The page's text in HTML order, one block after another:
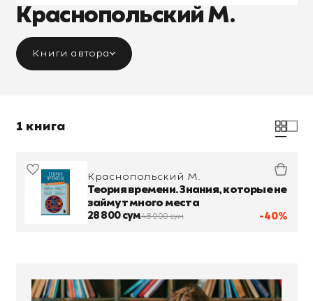
Краснопольский М.
Книги автора
1 книга
-40%
Краснопольский М.
Теория времени. Знания, которые не
займут много места
28 800 сум48 000 сум